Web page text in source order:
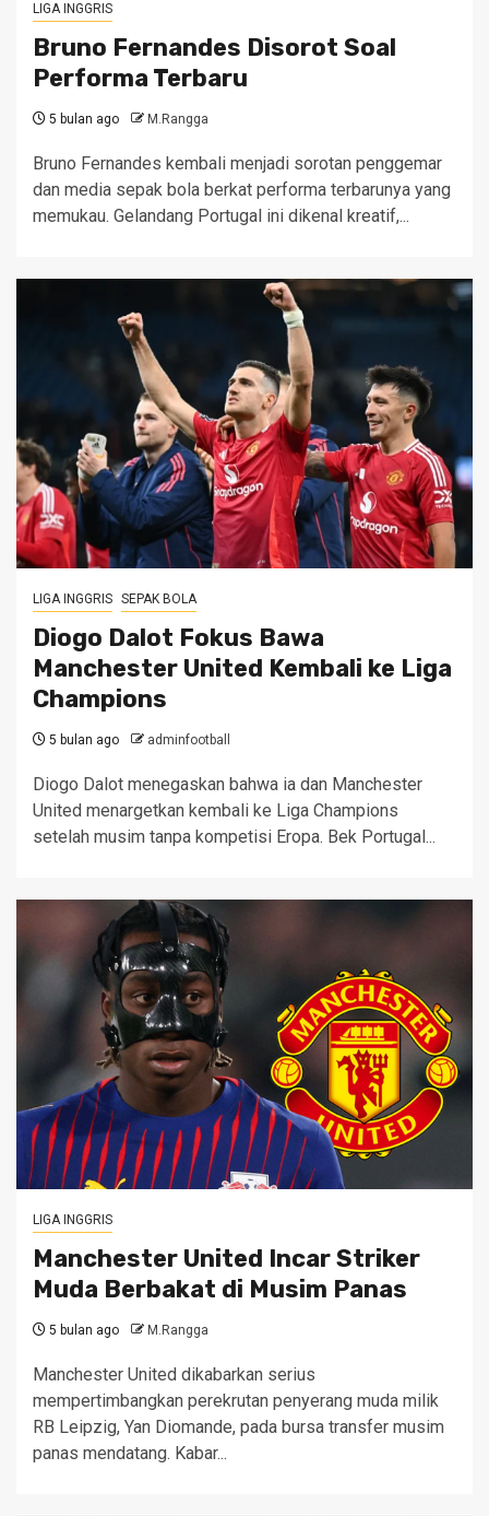
LIGA INGGRIS
Bruno Fernandes Disorot Soal
Performa Terbaru
5 bulan ago M.Rangga
Bruno Fernandes kembali menjadi sorotan penggemar
dan media sepak bola berkat performa terbarunya yang
memukau. Gelandang Portugal ini dikenal kreatif,...
LIGA INGGRIS SEPAK BOLA
Diogo Dalot Fokus Bawa
Manchester United Kembali ke Liga
Champions
5 bulan ago adminfootball
Diogo Dalot menegaskan bahwa ia dan Manchester
United menargetkan kembali ke Liga Champions
setelah musim tanpa kompetisi Eropa. Bek Portugal...
LIGA INGGRIS
Manchester United Incar Striker
Muda Berbakat di Musim Panas
5 bulan ago M.Rangga
Manchester United dikabarkan serius
mempertimbangkan perekrutan penyerang muda milik
RB Leipzig, Yan Diomande, pada bursa transfer musim
panas mendatang. Kabar...